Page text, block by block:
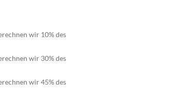
wir 10% des
wir 30% des
wir 45% des